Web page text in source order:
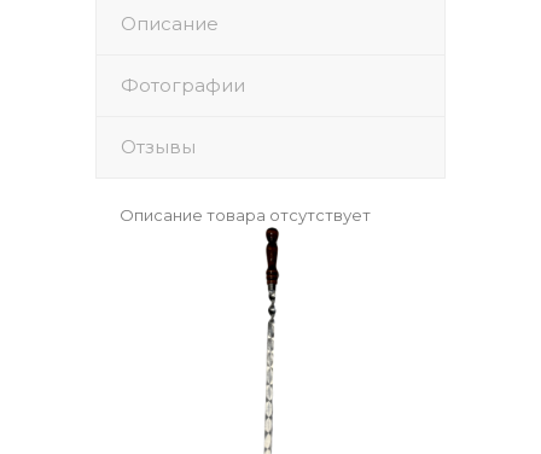
Описание
Фотографии
Отзывы
Описание товара отсутствует